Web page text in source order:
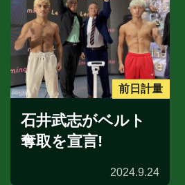
前日計量
石井武志がベルト
奪取を宣言!
2024.9.24